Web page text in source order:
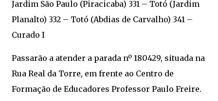
Jardim São Paulo (Piracicaba) 331 – Totó (Jardim
Planalto) 332 – Totó (Abdias de Carvalho) 341 –
Curado I
Passarão a atender a parada nº 180429, situada na
Rua Real da Torre, em frente ao Centro de
Formação de Educadores Professor Paulo Freire.